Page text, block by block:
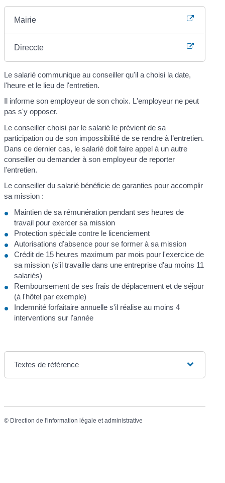
Mairie
Direccte
Le salarié communique au conseiller qu'il a choisi la date,
l'heure et le lieu de l'entretien.
Il informe son employeur de son choix. L'employeur ne peut
pas s'y opposer.
Le conseiller choisi par le salarié le prévient de sa
participation ou de son impossibilité de se rendre à l’entretien.
Dans ce dernier cas, le salarié doit faire appel à un autre
conseiller ou demander à son employeur de reporter
l'entretien.
Le conseiller du salarié bénéficie de garanties pour accomplir
sa mission :
Maintien de sa rémunération pendant ses heures de
travail pour exercer sa mission
Protection spéciale contre le licenciement
Autorisations d'absence pour se former à sa mission
Crédit de 15 heures maximum par mois pour l'exercice de
sa mission (s'il travaille dans une entreprise d'au moins 11
salariés)
Remboursement de ses frais de déplacement et de séjour
(à l'hôtel par exemple)
Indemnité forfaitaire annuelle s'il réalise au moins 4
interventions sur l'année
Textes de référence
© Direction de l'information légale et administrative